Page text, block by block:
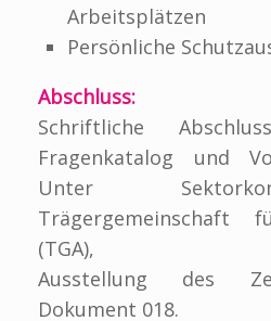
Arbeitsplätzen
Persönliche
Abschluss:
Schriftliche
Fragenkatalog und
Unter
Trägergemeinschaft
(TGA),
Ausstellung des
Dokument 018.